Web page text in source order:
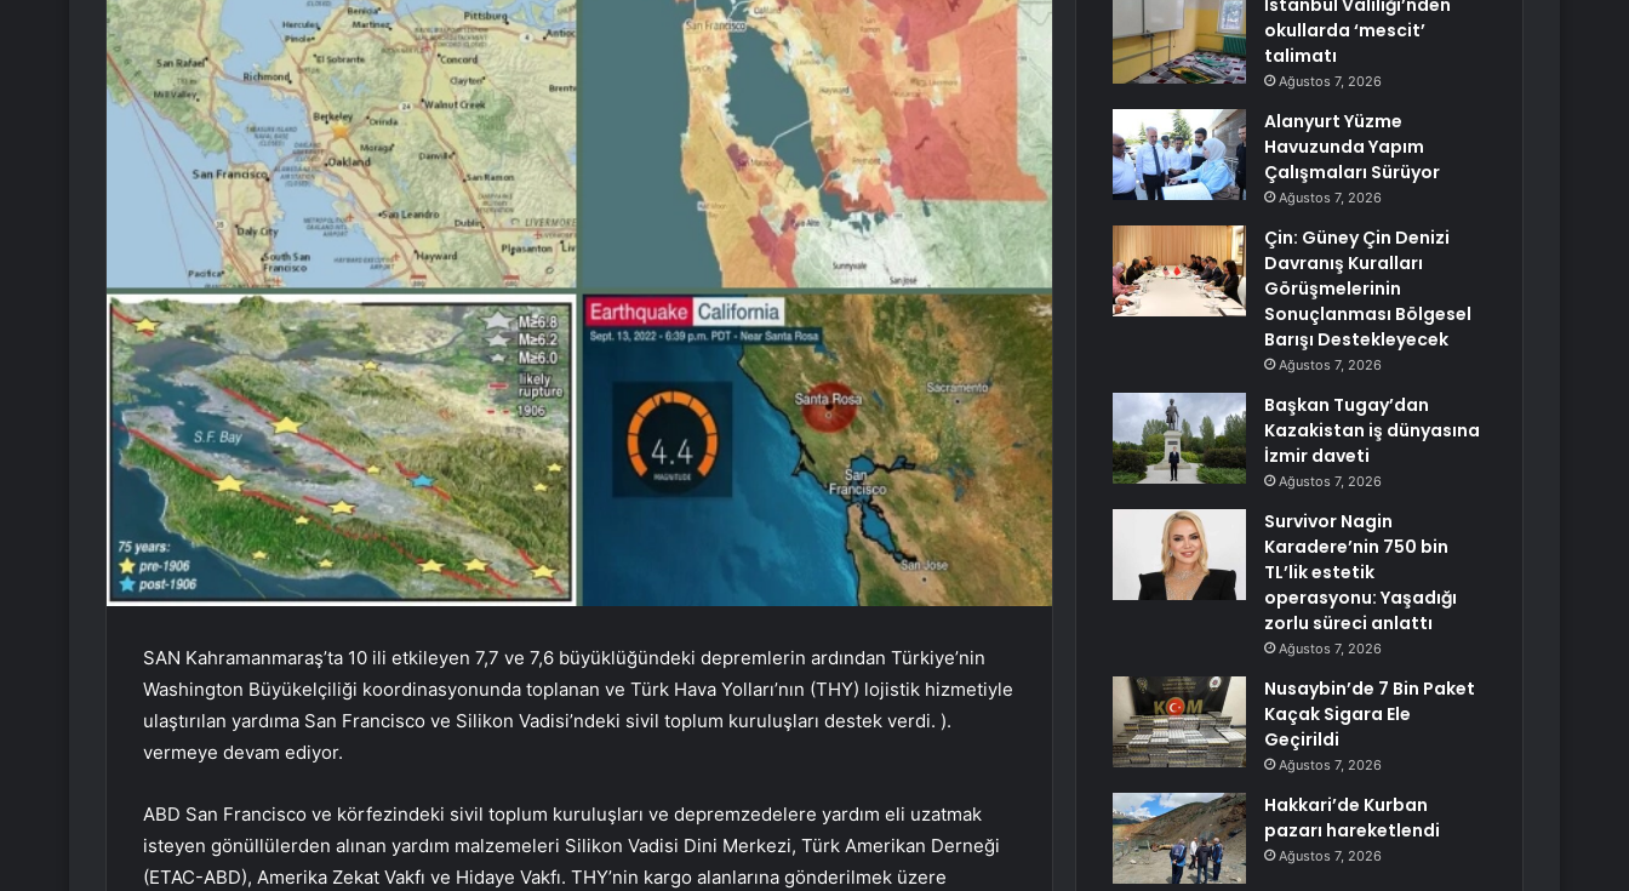
SAN Kahramanmaraş’ta 10 ili etkileyen 7,7 ve 7,6 büyüklüğündeki depremlerin ardından Türkiye’nin
Washington Büyükelçiliği koordinasyonunda toplanan ve Türk Hava Yolları’nın (THY) lojistik hizmetiyle
ulaştırılan yardıma San Francisco ve Silikon Vadisi’ndeki sivil toplum kuruluşları destek verdi. ).
vermeye devam ediyor.
ABD San ​​Francisco ve körfezindeki sivil toplum kuruluşları ve depremzedelere yardım eli uzatmak
isteyen gönüllülerden alınan yardım malzemeleri Silikon Vadisi Dini Merkezi, Türk Amerikan Derneği
(ETAC-ABD), Amerika Zekat Vakfı ve Hidaye Vakfı. THY’nin kargo alanlarına gönderilmek üzere
İstanbul Valiliği’nden
okullarda ‘mescit’
talimatı
Ağustos 7, 2026
Alanyurt Yüzme
Havuzunda Yapım
Çalışmaları Sürüyor
Ağustos 7, 2026
Çin: Güney Çin Denizi
Davranış Kuralları
Görüşmelerinin
Sonuçlanması Bölgesel
Barışı Destekleyecek
Ağustos 7, 2026
Başkan Tugay’dan
Kazakistan iş dünyasına
İzmir daveti
Ağustos 7, 2026
Survivor Nagin
Karadere’nin 750 bin
TL’lik estetik
operasyonu: Yaşadığı
zorlu süreci anlattı
Ağustos 7, 2026
Nusaybin’de 7 Bin Paket
Kaçak Sigara Ele
Geçirildi
Ağustos 7, 2026
Hakkari’de Kurban
pazarı hareketlendi
Ağustos 7, 2026